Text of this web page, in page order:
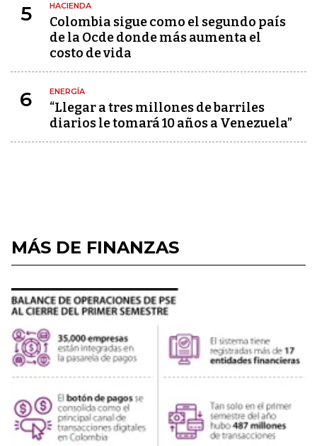
5 HACIENDA
Colombia sigue como el segundo país
de la Ocde donde más aumenta el
costo de vida
6 ENERGÍA
“Llegar a tres millones de barriles
diarios le tomará 10 años a Venezuela”
MÁS DE FINANZAS